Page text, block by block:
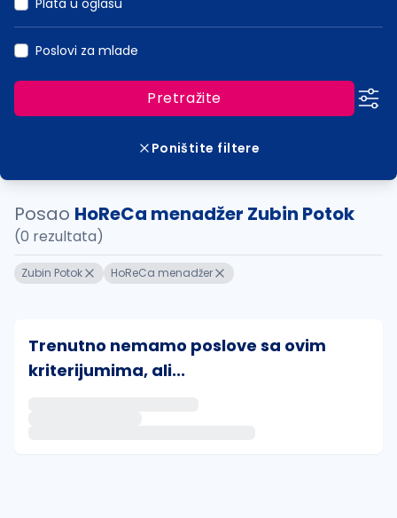
Plata u oglasu
Poslovi za mlade
Pretražite
Poništite filtere
Posao HoReCa menadžer Zubin Potok
(0 rezultata)
Zubin Potok HoReCa menadžer
Trenutno nemamo poslove sa ovim
kriterijumima, ali...